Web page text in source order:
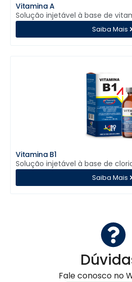
Saiba Mais
Vitamina A
Solução injetável à base de
Saiba Mais
Vitamina B1
Solução injetável à base de
Fale conosco no